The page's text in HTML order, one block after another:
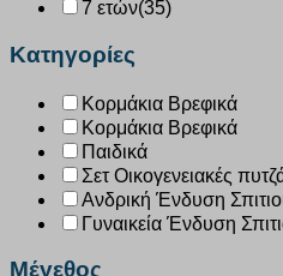
7 ετών(35)
Κατηγορίες
Κορμάκια Βρεφικά
Κορμάκια Βρεφικά
Παιδικά
Σετ Οικογενειακές
Ανδρική Ένδυση
Γυναικεία Ένδυση
Μέγεθος